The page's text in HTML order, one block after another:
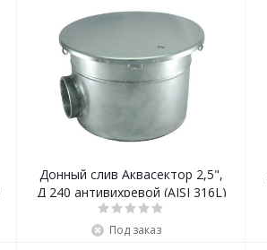
Донный слив Аквасектор 2,5",
Д 240 антивихревой (AISI 316L)
Под заказ